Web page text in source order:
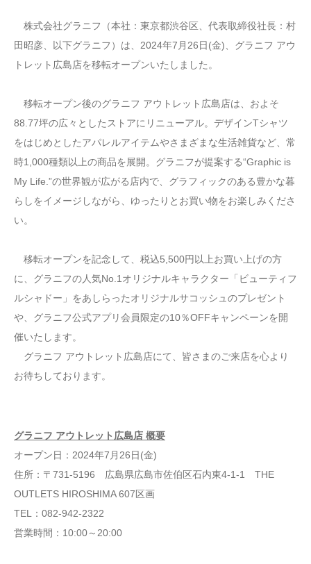
株式会社グラニフ（本社：東京都渋谷区、代表取締役社長：村
田昭彦、以下グラニフ）は、2024年7月26日(金)、グラニフ アウ
トレット広島店を移転オープンいたしました。
移転オープン後のグラニフ アウトレット広島店は、およそ
88.77坪の広々としたストアにリニューアル。デザインTシャツ
をはじめとしたアパレルアイテムやさまざまな生活雑貨など、常
時1,000種類以上の商品を展開。グラニフが提案する“Graphic is
My Life.”の世界観が広がる店内で、グラフィックのある豊かな暮
らしをイメージしながら、ゆったりとお買い物をお楽しみくださ
い。
移転オープンを記念して、税込5,500円以上お買い上げの方
に、グラニフの人気No.1オリジナルキャラクター「ビューティフ
ルシャドー」をあしらったオリジナルサコッシュのプレゼント
や、グラニフ公式アプリ会員限定の10％OFFキャンペーンを開
催いたします。
グラニフ アウトレット広島店にて、皆さまのご来店を心より
お待ちしております。
グラニフ アウトレット広島店 概要
オープン日：2024年7月26日(金)
住所：〒731-5196 広島県広島市佐伯区石内東4-1-1 THE
OUTLETS HIROSHIMA 607区画
TEL：082-942-2322
営業時間：10:00～20:00